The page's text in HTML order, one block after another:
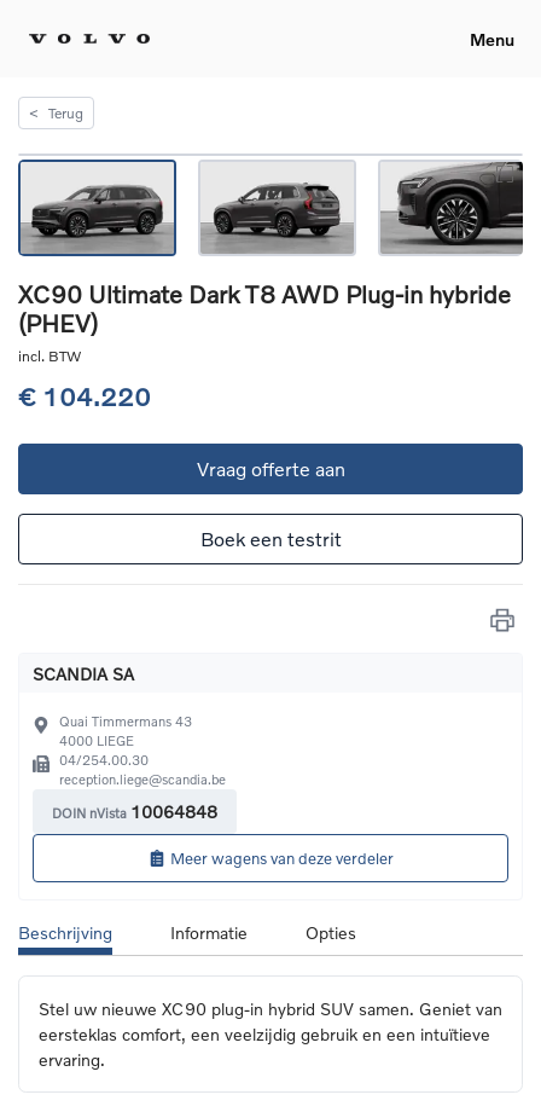
Menu
< Terug
XC90 Ultimate Dark T8 AWD Plug-in hybride
(PHEV)
incl. BTW
€ 104.220
Vraag offerte aan
Boek een testrit
SCANDIA SA
Quai Timmermans 43
4000 LIEGE
04/254.00.30
reception.liege@scandia.be
DOIN nVista 10064848
Meer wagens van deze verdeler
Beschrijving Informatie Opties
Stel uw nieuwe XC90 plug-in hybrid SUV samen. Geniet van
eersteklas comfort, een veelzijdig gebruik en een intuïtieve
ervaring.